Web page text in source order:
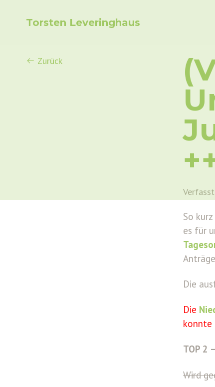
Torsten Leveringhaus
Zurück
So
es für
Die
Die
konnte
TOP 2
Wird